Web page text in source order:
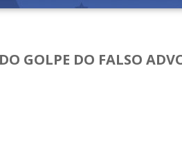
GOLPE DO FALSO